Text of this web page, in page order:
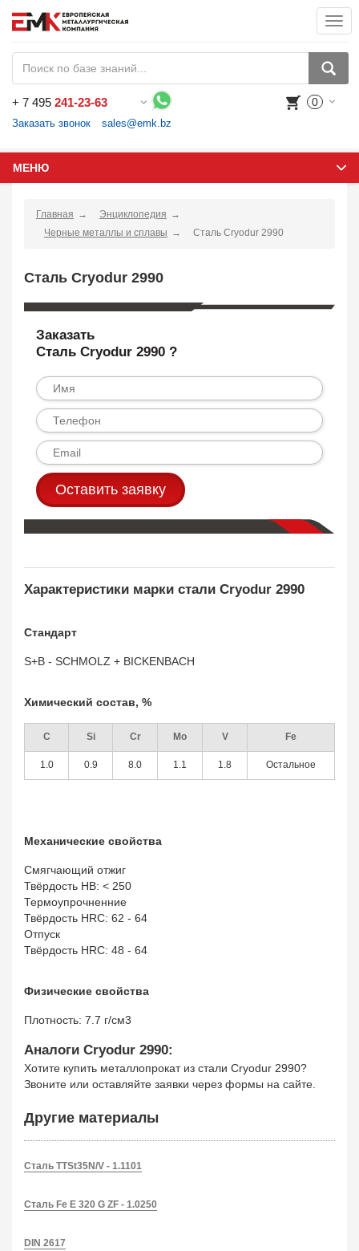
+ 7 495 241-23-63
Заказать звонок sales@emk.bz
0
МЕНЮ
Главная
Энциклопедия
Черные металлы и сплавы
Сталь Cryodur 2990
Сталь Cryodur 2990
Заказать
Сталь Cryodur 2990 ?
Оставить заявку
Характеристики марки стали Cryodur 2990
Стандарт
S+B - SCHMOLZ + BICKENBACH
Химический состав, %
C Si Cr Mo V Fe
1.0 0.9 8.0 1.1 1.8 Остальное
Механические свойства
Смягчающий отжиг
Твёрдость HB: < 250
Термоупрочненние
Твёрдость HRC: 62 - 64
Отпуск
Твёрдость HRC: 48 - 64
Физические свойства
Плотность: 7.7 г/см3
Аналоги Cryodur 2990:
Хотите купить металлопрокат из стали Cryodur 2990?
Звоните или оставляйте заявки через формы на сайте.
Другие материалы
Сталь TTSt35N/V - 1.1101
Сталь Fe E 320 G ZF - 1.0250
DIN 2617